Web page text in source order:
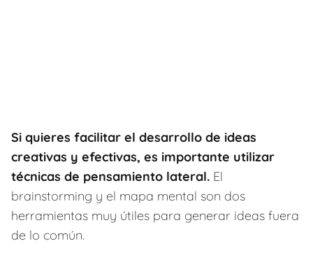
Si quieres facilitar el desarrollo de ideas
creativas y efectivas, es importante utilizar
técnicas de pensamiento lateral. El
brainstorming y el mapa mental son dos
herramientas muy útiles para generar ideas fuera
de lo común.